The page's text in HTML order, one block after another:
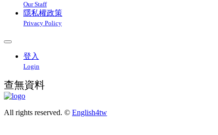
Our Staff
隱私權政策
Privacy Policy
登入
Login
查無資料
All rights reserved. © English4tw